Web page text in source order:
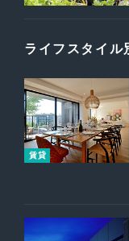
ライフスタイル
賃貸